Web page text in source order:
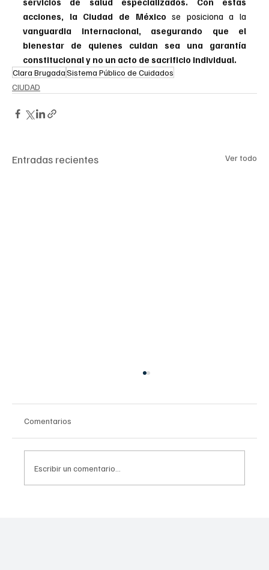
acciones, la Ciudad de México
vanguardia internacional, asegurando que el
bienestar de quienes cuidan sea una garantía
constitucional y no un acto de sacrificio individual.
Clara BrugadaSistema Público de Cuidados
CIUDAD
Entradas recientes Ver todo
Comentarios
Escribir un comentario...